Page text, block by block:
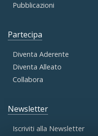
Pubblicazioni
Partecipa
Diventa Aderente
Diventa Alleato
Collabora
Newsletter
Iscriviti alla Newsletter